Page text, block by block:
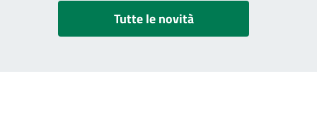
Tutte le novità